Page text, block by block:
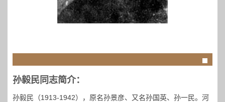
孙毅民同志简介：
孙毅民（1913-1942），原名孙景彦、又名孙国英、孙一民。河